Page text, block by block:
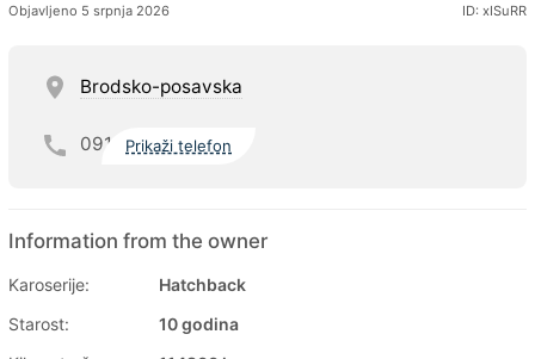
Objavljeno 5 srpnja 2026 ID: xISuRR
Brodsko-posavska
091 Prikaži telefon
Information from the owner
Karoserije:
Hatchback
Starost:
10 godina